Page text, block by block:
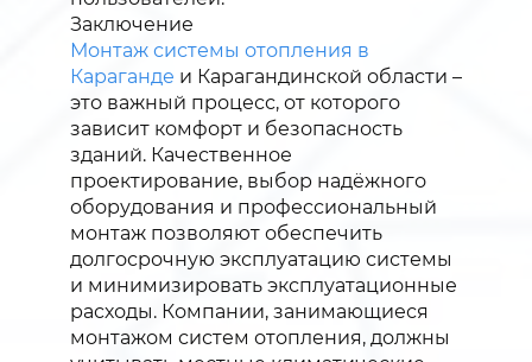
Заключение
Монтаж системы отопления в
Караганде и Карагандинской области –
это важный процесс, от которого
зависит комфорт и безопасность
зданий. Качественное
проектирование, выбор надёжного
оборудования и профессиональный
монтаж позволяют обеспечить
долгосрочную эксплуатацию системы
и минимизировать эксплуатационные
расходы. Компании, занимающиеся
монтажом систем отопления, должны